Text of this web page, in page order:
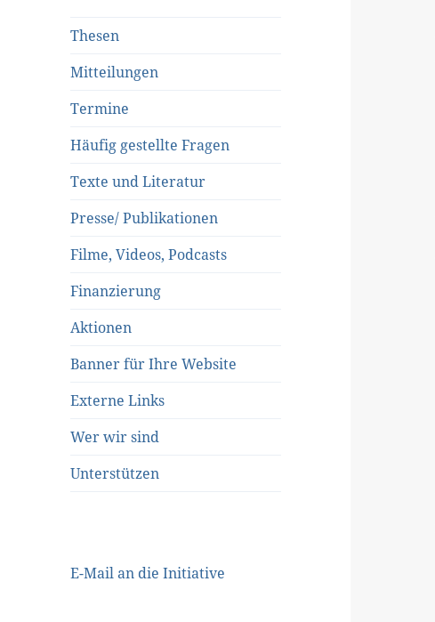
Thesen
Mitteilungen
Termine
Häufig gestellte Fragen
Texte und Literatur
Presse/ Publikationen
Filme, Videos, Podcasts
Finanzierung
Aktionen
Banner für Ihre Website
Externe Links
Wer wir sind
Unterstützen
E-Mail an die Initiative